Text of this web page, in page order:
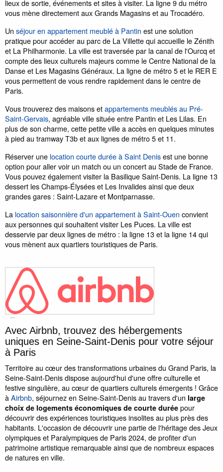
lieux de sortie, événements et sites à visiter. La ligne 9 du métro
vous mène directement aux Grands Magasins et au Trocadéro.
Un séjour en appartement meublé à Pantin est une solution
pratique pour accéder au parc de La Villette qui accueille le Zénith
et La Philharmonie. La ville est traversée par la canal de l'Ourcq et
compte des lieux culturels majeurs comme le Centre National de la
Danse et Les Magasins Généraux. La ligne de métro 5 et le RER E
vous permettent de vous rendre rapidement dans le centre de
Paris.
Vous trouverez des maisons etappartements meublés au Pré-
Saint-Gervais, agréable ville située entre Pantin et Les Lilas. En
plus de son charme, cette petite ville a accès en quelques minutes
à pied au tramway T3b et aux lignes de métro 5 et 11.
Réserver une location courte durée à Saint Denisest une bonne
option pour aller voir un match ou un concert au Stade de France.
Vous pouvez également visiter la Basilique Saint-Denis. La ligne 13
dessert les Champs-Élysées et Les Invalides ainsi que deux
grandes gares : Saint-Lazare et Montparnasse.
La location saisonnière d'un appartement à Saint-Ouen convient
aux personnes qui souhaitent visiter Les Puces. La ville est
desservie par deux lignes de métro : la ligne 13 et la ligne 14 qui
vous mènent aux quartiers touristiques de Paris.
Avec Airbnb, trouvez des hébergements
uniques en Seine-Saint-Denis pour votre séjour
à Paris
Territoire au cœur des transformations urbaines du Grand Paris, la
Seine-Saint-Denis dispose aujourd'hui d'une offre culturelle et
festive singulière, au cœur de quartiers culturels émergents ! Grâce
àAirbnb, séjournez en Seine-Saint-Denis au travers d'un large
choix de logements économiques de courte durée pour
découvrir des expériences touristiques insolites au plus près des
habitants. L'occasion de découvrir une partie de l'héritage des Jeux
olympiques et Paralympiques de Paris 2024, de profiter d'un
patrimoine artistique remarquable ainsi que de nombreux espaces
de natures en ville.